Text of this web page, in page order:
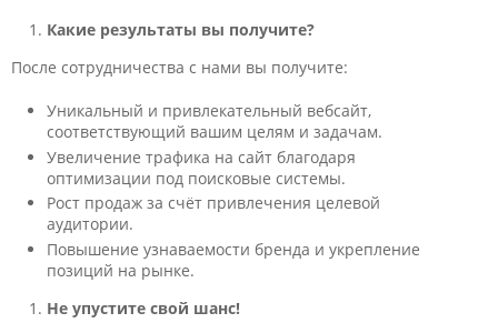
Какие результаты вы получите?
После сотрудничества с нами вы получите:
Уникальный и привлекательный вебсайт,
соответствующий вашим целям и задачам.
Увеличение трафика на сайт благодаря
оптимизации под поисковые системы.
Рост продаж за счёт привлечения целевой
аудитории.
Повышение узнаваемости бренда и укрепление
позиций на рынке.
Не упустите свой шанс!